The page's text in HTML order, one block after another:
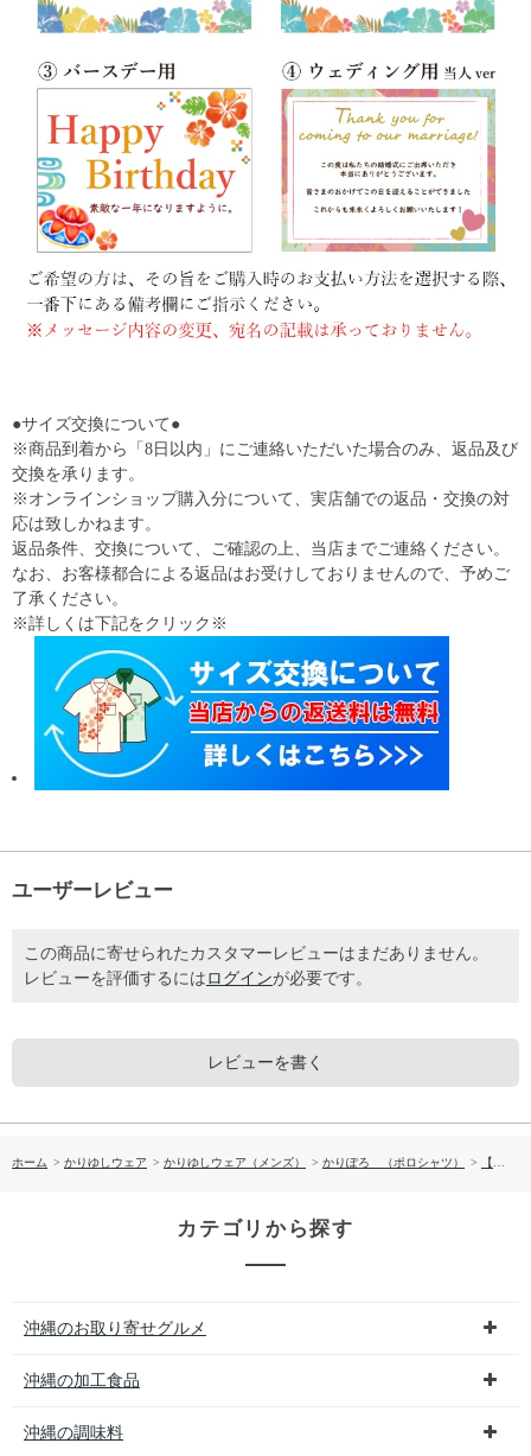
●サイズ交換について●
※商品到着から「8日以内」にご連絡いただいた場合のみ、返品及び
交換を承ります。
※オンラインショップ購入分について、実店舗での返品・交換の対
応は致しかねます。
返品条件、交換について、ご確認の上、当店までご連絡ください。
なお、お客様都合による返品はお受けしておりませんので、予めご
了承ください。
※詳しくは下記をクリック※
ユーザーレビュー
この商品に寄せられたカスタマーレビューはまだありません。
レビューを評価するには ログインが必要です。
レビューを書く
ホーム > かりゆしウェア > かりゆしウェア（メンズ） > かりぽろ （ポロシャツ） > 【送料無料】幾何学柄 かりゆしポロシャツ P-SAOKP1886
カテゴリから探す
沖縄のお取り寄せグルメ
沖縄の加工食品
沖縄の調味料